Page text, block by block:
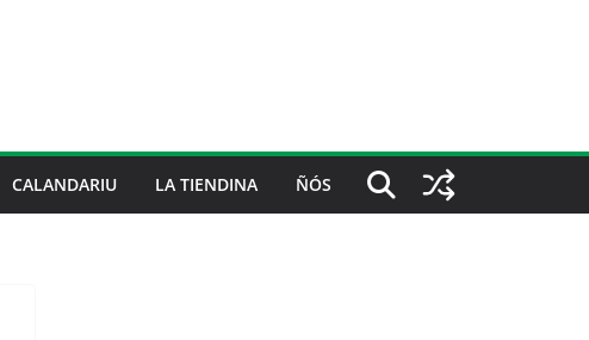
CALANDARIU LA TIENDINA ÑÓS